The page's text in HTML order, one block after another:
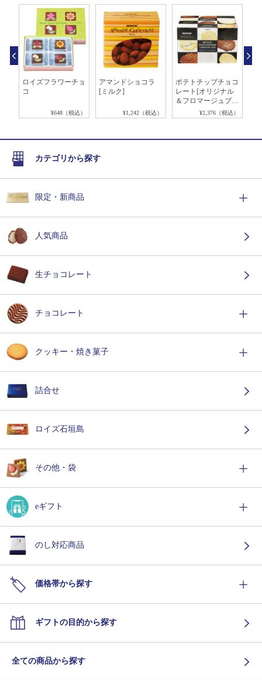
ロイズフラワーチョ
コ
¥648（税込）
アマンドショコラ
[ミルク]
¥1,242（税込）
ポテトチップチョコ
レート[オリジナル
＆フロマージュブラ
¥2,376（税込）
カテゴリから探す
限定・新商品
人気商品
生チョコレート
チョコレート
クッキー・焼き菓子
詰合せ
ロイズ石垣島
その他・袋
eギフト
のし対応商品
価格帯から探す
ギフトの目的から探す
全ての商品から探す